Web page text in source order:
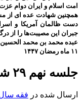
امت اسلام و ایران دوام
همچنین شهادت عده ای از
دست ظالمان آمریکا و
جبران این مصیبت‌ها را از
عبده محمد بن محمد الحسین
۱۱ ماه رمضان ۱۴۴۷
جلسه نهم ۲۹ شهریور ۱۳۹۵
ارسال شده در فقه سال ۹۶-